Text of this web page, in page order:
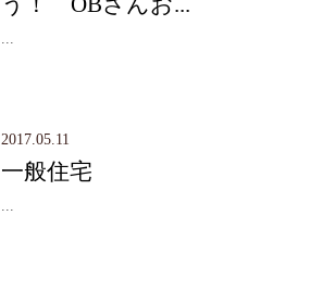
2017.05.11
一般住宅